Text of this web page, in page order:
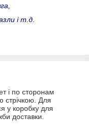
і т.д.
і по сторонам
стрічкою. Для
у коробку для
доставки.